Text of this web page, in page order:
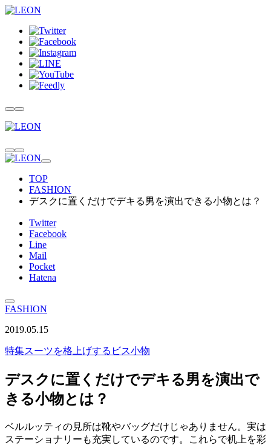
TOP
FASHION
デスクに置くだけでデキる男を演出できる小物とは？
Twitter
Facebook
Line
Mail
Pocket
Hatena
FASHION
2019.05.15
特集スーツを格上げするビス小物
デスクに置くだけでデキる男を演出で
きる小物とは？
ベルルッティの見所は靴やバッグだけじゃありません。実は
ステーショナリーも充実しているのです。これらで机上を彩